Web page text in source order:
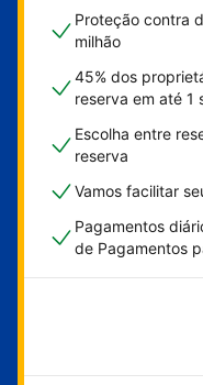
Proteção contra
milhão
45% dos
reserva em até 1
Escolha entre
reserva
Vamos facilitar
Pagamentos
de Pagamentos